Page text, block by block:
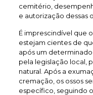
cemitério,
e autorização dessas
É imprescindível que
estejam cientes de
após um
pela legislação local,
natural. Após a
cremação, os ossos
específico, seguindo